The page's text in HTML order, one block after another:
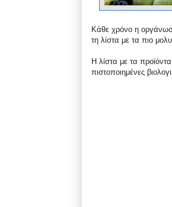
Κάθε χρόνο η
τη λίστα με τα πιο
Η λίστα με τα
πιστοποιημένες